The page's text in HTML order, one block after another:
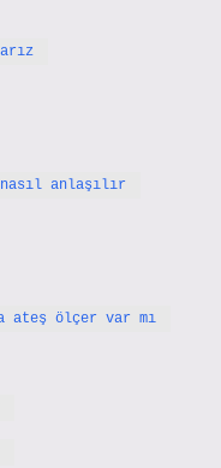
anlaşılır
ateş ölçer var mı